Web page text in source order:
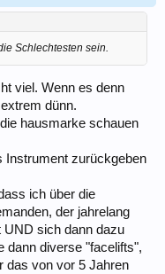
Schlechtesten sein.
viel. Wenn es denn
dünn.
hausmarke schauen
Instrument zurückgeben
ich über die
der jahrelang
UND sich dann dazu
dann diverse "facelifts",
das von vor 5 Jahren